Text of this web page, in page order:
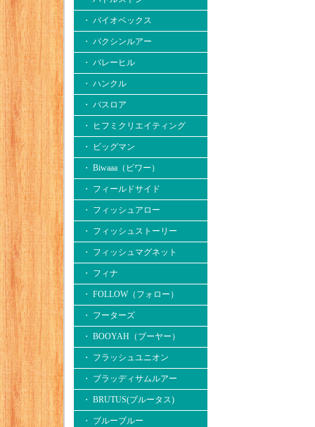
・ バイオベックス
・ バクシンルアー
・ バレーヒル
・ ハンクル
・ バスロア
・ ヒフミクリエイティング
・ ビッグマン
・ Biwaaa（ビワー）
・ フィールドサイド
・ フィッシュアロー
・ フィッシュストーリー
・ フィッシュマグネット
・ フィナ
・ FOLLOW（フォロー）
・ フーターズ
・ BOOYAH（ブーヤー）
・ フラッシュユニオン
・ ブラッディサムルアー
・ BRUTUS(ブルータス)
・ ブルーブルー